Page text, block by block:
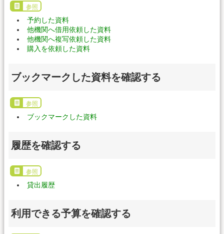
参照
予約した資料
他機関へ借用依頼した資料
他機関へ複写依頼した資料
購入を依頼した資料
ブックマークした資料を確認する
参照
ブックマークした資料
履歴を確認する
参照
貸出履歴
利用できる予算を確認する